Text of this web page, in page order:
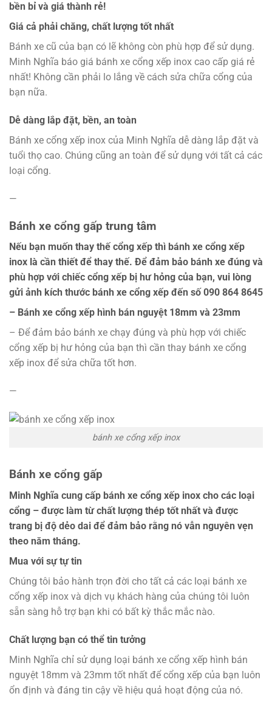
bền bỉ và giá thành rẻ!
Giá cả phải chăng, chất lượng tốt nhất
Bánh xe cũ của bạn có lẽ không còn phù hợp để sử dụng.
Minh Nghĩa báo giá bánh xe cổng xếp inox cao cấp giá rẻ
nhất! Không cần phải lo lắng về cách sửa chữa cổng của
bạn nữa.
Dễ dàng lắp đặt, bền, an toàn
Bánh xe cổng xếp inox của Minh Nghĩa dễ dàng lắp đặt và
tuổi thọ cao. Chúng cũng an toàn để sử dụng với tất cả các
loại cổng.
—
Bánh xe cổng gấp trung tâm
Nếu bạn muốn thay thế cổng xếp thì bánh xe cổng xếp
inox là cần thiết để thay thế. Để đảm bảo bánh xe đúng và
phù hợp với chiếc cổng xếp bị hư hỏng của bạn, vui lòng
gửi ảnh kích thước bánh xe cổng xếp đến số 090 864 8645
– Bánh xe cổng xếp hình bán nguyệt 18mm và 23mm
– Để đảm bảo bánh xe chạy đúng và phù hợp với chiếc
cổng xếp bị hư hỏng của bạn thì cần thay bánh xe cổng
xếp inox để sửa chữa tốt hơn.
—
bánh xe cổng xếp inox
Bánh xe cổng gấp
Minh Nghĩa cung cấp bánh xe cổng xếp inox cho các loại
cổng – được làm từ chất lượng thép tốt nhất và được
trang bị độ dẻo dai để đảm bảo rằng nó vẫn nguyên vẹn
theo năm tháng.
Mua với sự tự tin
Chúng tôi bảo hành trọn đời cho tất cả các loại bánh xe
cổng xếp inox và dịch vụ khách hàng của chúng tôi luôn
sẵn sàng hỗ trợ bạn khi có bất kỳ thắc mắc nào.
Chất lượng bạn có thể tin tưởng
Minh Nghĩa chỉ sử dụng loại bánh xe cổng xếp hình bán
nguyệt 18mm và 23mm tốt nhất để cổng xếp của bạn luôn
ổn định và đáng tin cậy về hiệu quả hoạt động của nó.